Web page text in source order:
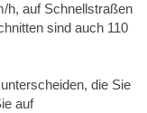
h, auf Schnellstraßen
sind auch 110
die Sie
auf